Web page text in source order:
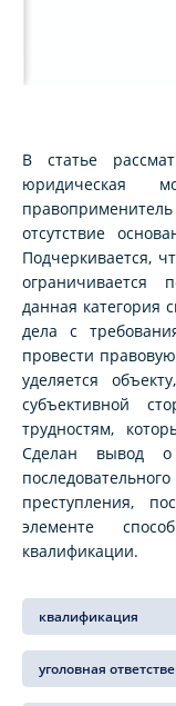
В статье
юридическая
отсутствие
Подчеркивается,
ограничивается
данная категория
дела с
провести
уделяется
субъективной
трудностям,
Сделан вывод о
преступления,
элементе
квалификации.
квалификация
уголовная